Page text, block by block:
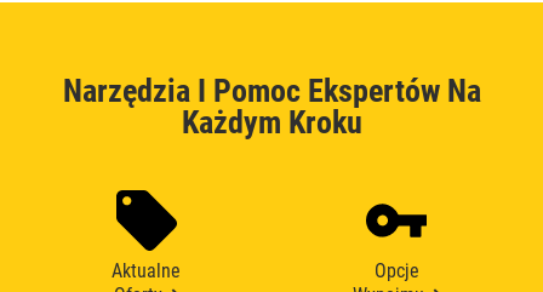
Narzędzia I Pomoc Ekspertów Na
Każdym Kroku
Aktualne
Opcje